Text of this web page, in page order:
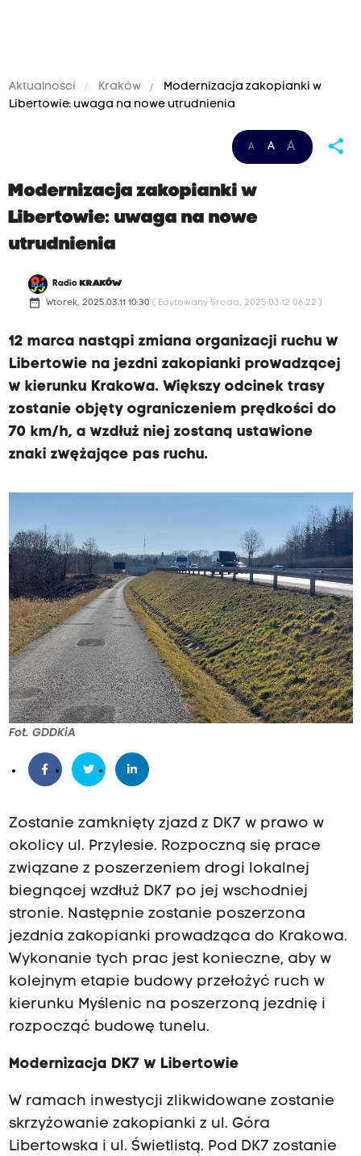
Aktualności Kraków
Modernizacja zakopianki w
Libertowie: uwaga na nowe utrudnienia
A A A share
Modernizacja zakopianki w
Libertowie: uwaga na nowe
utrudnienia
Radio KRAKÓW
date_range Wtorek, 2025.03.11 10:30 ( Edytowany Środa, 2025.03.12 06:22 )
12 marca nastąpi zmiana organizacji ruchu w
Libertowie na jezdni zakopianki prowadzącej
w kierunku Krakowa. Większy odcinek trasy
zostanie objęty ograniczeniem prędkości do
70 km/h, a wzdłuż niej zostaną ustawione
znaki zwężające pas ruchu.
Fot. GDDKiA
Zostanie zamknięty zjazd z DK7 w prawo w
okolicy ul. Przylesie. Rozpoczną się prace
związane z poszerzeniem drogi lokalnej
biegnącej wzdłuż DK7 po jej wschodniej
stronie. Następnie zostanie poszerzona
jezdnia zakopianki prowadząca do Krakowa.
Wykonanie tych prac jest konieczne, aby w
kolejnym etapie budowy przełożyć ruch w
kierunku Myślenic na poszerzoną jezdnię i
rozpocząć budowę tunelu.
Modernizacja DK7 w Libertowie
W ramach inwestycji zlikwidowane zostanie
skrzyżowanie zakopianki z ul. Góra
Libertowska i ul. Świetlistą. Pod DK7 zostanie